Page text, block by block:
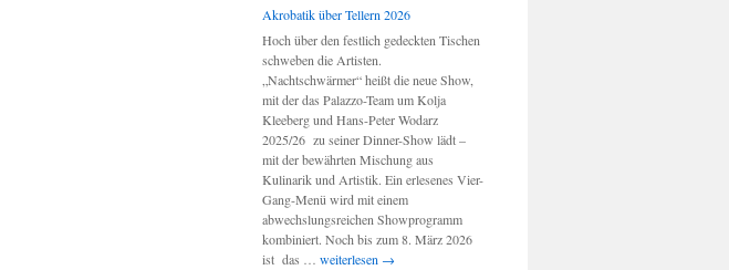
Stadt“
Akrobatik über Tellern 2026
Hoch über den festlich gedeckten Tischen
schweben die Artisten.
„Nachtschwärmer“ heißt die neue Show,
mit der das Palazzo-Team um Kolja
Kleeberg und Hans-Peter Wodarz
2025/26 zu seiner Dinner-Show lädt –
mit der bewährten Mischung aus
Kulinarik und Artistik. Ein erlesenes Vier-
Gang-Menü wird mit einem
abwechslungsreichen Showprogramm
kombiniert. Noch bis zum 8. März 2026
ist das … Akrobatik
weiterlesen →